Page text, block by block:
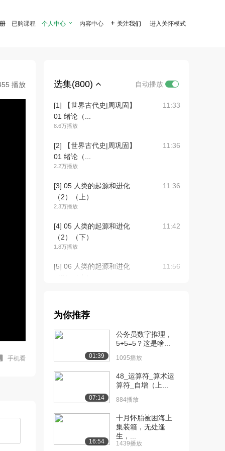
已购课程 个人中心  内容中心  关注我们 进入关怀模式
播放
手机看
选集(800) 自动播放
[1] 【世界古代史|周巩固】
01 绪论（...
8.6万播放
11:33
[2] 【世界古代史|周巩固】
01 绪论（...
2.2万播放
11:36
[3] 05 人类的起源和进化
（2）（上）
2.3万播放
11:36
[4] 05 人类的起源和进化
（2）（下）
1.8万播放
11:42
[5] 06 人类的起源和进化
11:56
（3）（下）
[7] 07 人类的起源和进化
（4）（上）
11:35
[8] 07 人类的起源和进化
（4）（下）
11:33
[9] 08 人类的起源和进化
（5）（上）
11:43
为你推荐
01:39
公务员数字推理，
5+5=5？这是啥...
1095播放
07:14
48_运算符_算术运
算符_自增（上...
884播放
16:54
十月怀胎被困海上
集装箱，无处逢
生，...
1439播放